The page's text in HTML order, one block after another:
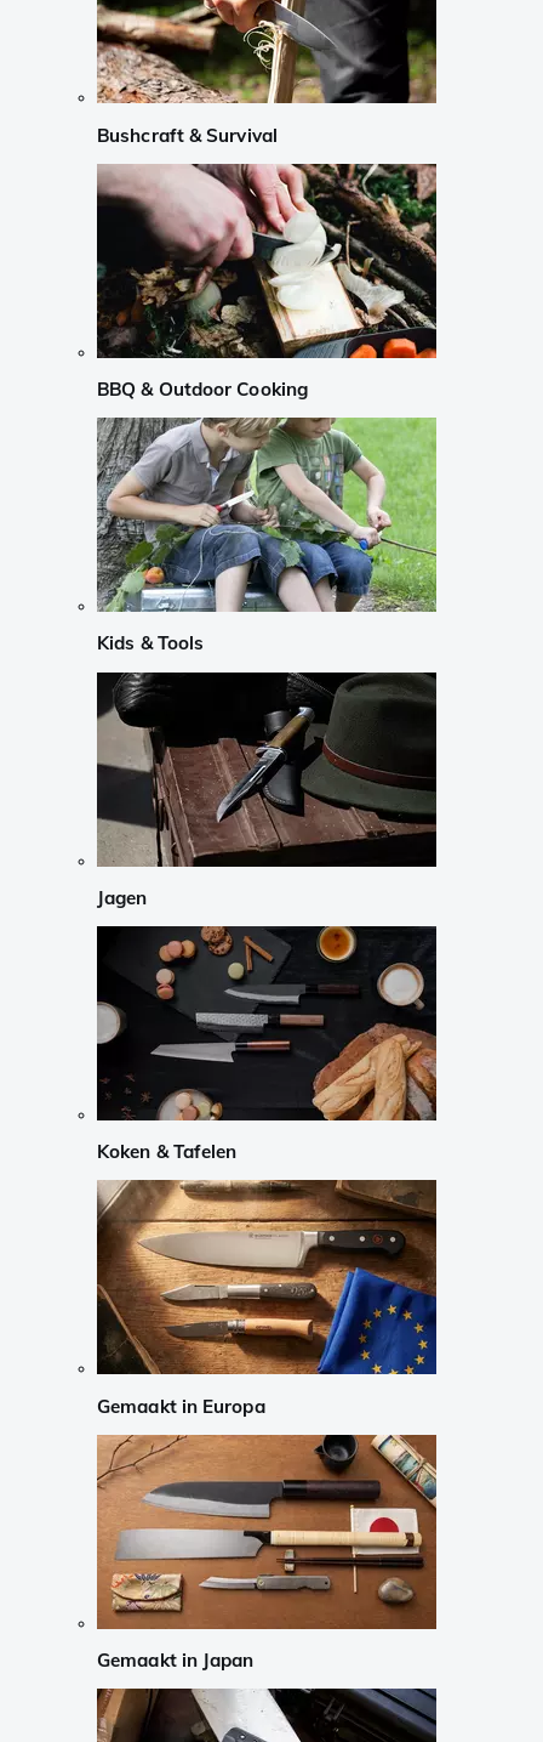
Bushcraft & Survival
BBQ & Outdoor Cooking
Kids & Tools
Jagen
Koken & Tafelen
Gemaakt in Europa
Gemaakt in Japan